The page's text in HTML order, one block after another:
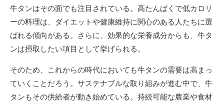
牛タンはその面でも注目されている。高たんぱくで低カロリ
ーの料理は、ダイエットや健康維持に関心のある人たちに選
ばれる傾向がある。さらに、効果的な栄養成分からも、牛タ
ンは摂取したい項目として挙げられる。
そのため、これからの時代においても牛タンの需要は高まっ
ていくことだろう。サステナブルな取り組みが進む中で、牛
タンもその供給者が動き始めている。持続可能な農業や食材